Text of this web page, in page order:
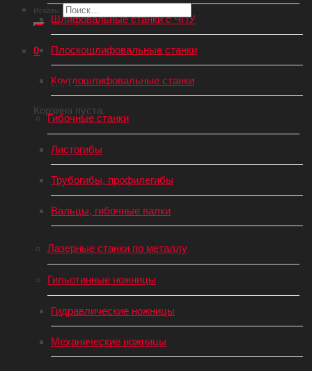
Искать:
0
Корзина
Корзина пуста.
Шлифовальные станки с ЧПУ
Плоскошлифовальные станки
Круглошлифовальные станки
Гибочные станки
Листогибы
Трубогибы, профилегибы
Вальцы, гибочные валки
Лазерные станки по металлу
Гильотинные ножницы
Гидравлические ножницы
Механические ножницы